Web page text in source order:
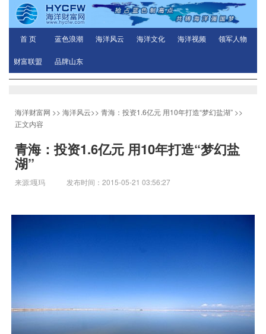
首 页 蓝色浪潮 海洋风云 海洋文化 海洋视频 领军人物
财富联盟 品牌山东
海洋财富网 >> 海洋风云>> 青海：投资1.6亿元 用10年打造“梦幻盐湖” >>
正文内容
青海：投资1.6亿元 用10年打造“梦幻盐
湖”
来源:嘎玛 发布时间：2015-05-21 03:56:27